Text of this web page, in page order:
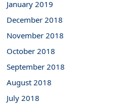
January 2019
December 2018
November 2018
October 2018
September 2018
August 2018
July 2018